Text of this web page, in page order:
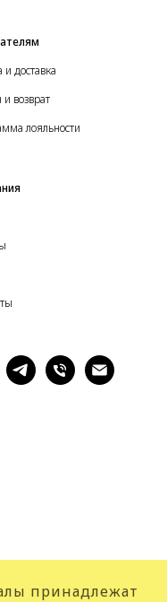
и доставка
возврат
лояльности
принадлежат